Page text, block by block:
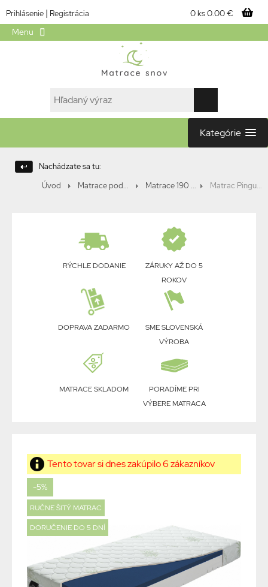
Prihlásenie | Registrácia 0 ks0.00 €
Menu
Kategórie
Nachádzate sa tu:
Úvod
Matrace pod... Matrace 190 ... Matrac Pingu...
RÝCHLE DODANIE
ZÁRUKY AŽ DO 5
ROKOV
DOPRAVA ZADARMO
SME SLOVENSKÁ
VÝROBA
MATRACE SKLADOM
PORADÍME PRI
VÝBERE MATRACA
Tento tovar si dnes zakúpilo 6 zákazníkov
-5%
RUČNE ŠITÝ MATRAC
DORUČENIE DO 5 DNÍ